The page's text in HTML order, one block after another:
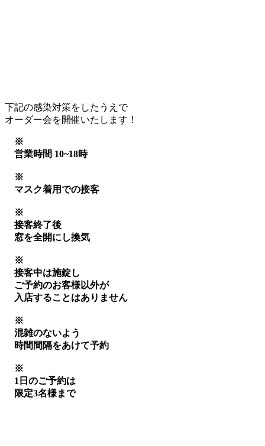
下記の感染対策をしたうえで
オーダー会を開催いたします！
※
営業時間 10~18時
※
マスク着用での接客
※
接客終了後
窓を全開にし換気
※
接客中は施錠し
ご予約のお客様以外が
入店することはありません
※
混雑のないよう
時間間隔をあけて予約
※
1日のご予約は
限定3名様まで